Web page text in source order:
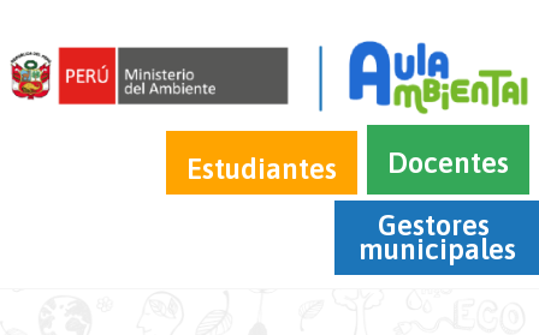
Estudiantes
Docentes
Gestores
municipales